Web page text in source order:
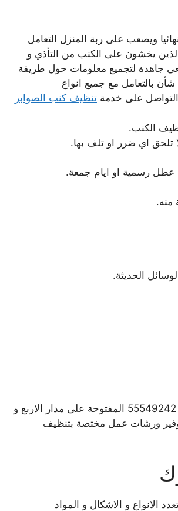
ويصعب على ربة المنزل التعامل
يخشون على الكنب من التأذي و
جاهدة لتجميع معلومات حول طريقة
بالتعامل مع جميع انواع
التواصل على خدمة تنظيف كنب الصوابر
الكنب.
تلحق اي ضرر او تلف بها.
عطل رسمية او ايام جمعة.
منه.
الحديثة.
لا تتردوا نهائيا عند حاجتكم الينا و اتصلوا بنا فورا على ارقام هواتفنا 55549242 المفتوحة على مدار الاربع و
ورشات عمل مختصة بتنظيف
الانواع و الاشكال و المواد